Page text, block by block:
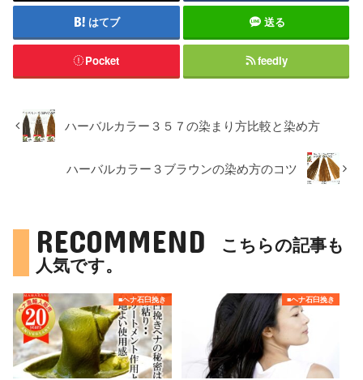
はてブ 送る
Pocket feedly
ハーバルカラー３５７の染まり方比較と染め方
ハーバルカラー３ブラウンの染め方のコツ
RECOMMEND
こちらの記事も
人気です。
■ヘナ石臼挽き ■ヘナ石臼挽き